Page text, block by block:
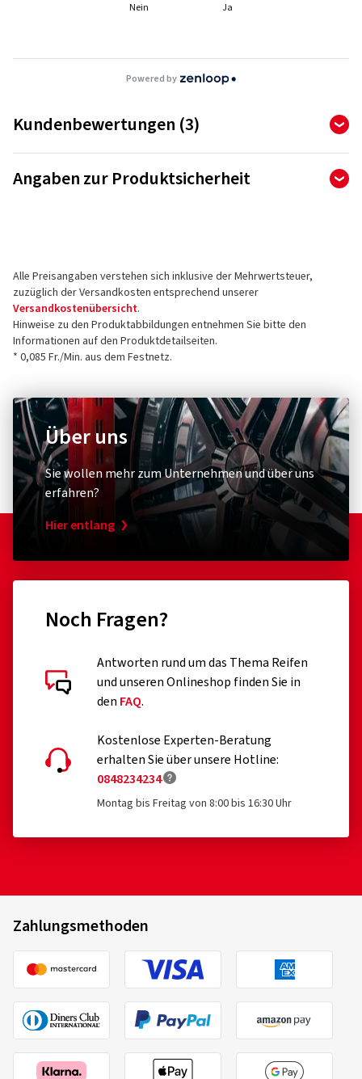
Nein Ja
Powered by
Kundenbewertungen (3)
5,00
von insgesamt 3 Bewertungen
5 Sterne
4 Sterne
3 Sterne
2 Sterne
02.08.2025
14.01.2025
Verifizierter Kauf
Angaben zur Produktsicherheit
13509 Berlin
Deutschland
Kontakt für Produktsicherheit (kein
Kundensupport)
Alle Preisangaben verstehen sich inklusive der Mehrwertsteuer,
zuzüglich der Versandkosten entsprechend unserer
Versandkostenübersicht.
Hinweise zu den Produktabbildungen entnehmen Sie bitte den
Informationen auf den Produktdetailseiten.
* 0,085 Fr./Min. aus dem Festnetz.
Über uns
Sie wollen mehr zum Unternehmen und über uns
erfahren?
Hier entlang
Noch Fragen?
Antworten rund um das Thema Reifen
und unseren Onlineshop finden Sie in
den FAQ.
Kostenlose Experten-Beratung
erhalten Sie über unsere Hotline:
0848234234
Montag bis Freitag von 8:00 bis 16:30 Uhr
Zahlungsmethoden